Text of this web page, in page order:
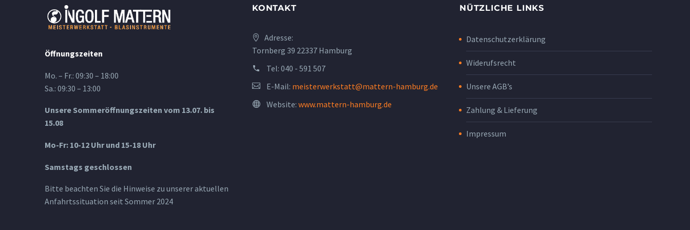
Öffnungszeiten
Mo. – Fr.: 09:30 – 18:00
Sa.: 09:30 – 13:00
Unsere Sommeröffnungszeiten vom 13.07. bis
15.08
Mo-Fr: 10-12 Uhr und 15-18 Uhr
Samstags geschlossen
Bitte beachten Sie die Hinweise zu unserer aktuellen
Anfahrtssituation seit Sommer 2024
KONTAKT
Adresse:
Tornberg 39 22337 Hamburg
Tel: 040 - 591 507
E-Mail: meisterwerkstatt@mattern-hamburg.de
Website: www.mattern-hamburg.de
NÜTZLICHE LINKS
Datenschutzerklärung
Widerufsrecht
Unsere AGB’s
Zahlung & Lieferung
Impressum